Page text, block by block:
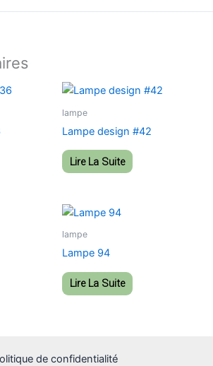
lampe
Lampe design #42
Lire La Suite
lampe
Lampe 94
Lire La Suite
de confidentialité